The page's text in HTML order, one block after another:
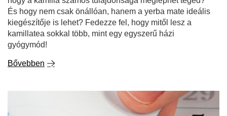
És hogy nem csak önállóan, hanem a yerba mate ideális
kiegészítője is lehet? Fedezze fel, hogy mitől lesz a
kamillatea sokkal több, mint egy egyszerű házi
gyógymód!
Bővebben